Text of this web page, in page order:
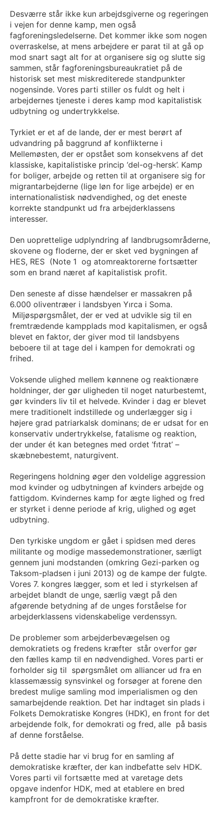
Desværre står ikke kun arbejdsgiverne og regeringen
i vejen for denne kamp, men også
fagforeningsledelserne. Det kommer ikke som nogen
overraskelse, at mens arbejdere er parat til at gå op
mod snart sagt alt for at organisere sig og slutte sig
sammen, står fagforeningsbureaukratiet på de
historisk set mest miskrediterede standpunkter
nogensinde. Vores parti stiller os fuldt og helt i
arbejdernes tjeneste i deres kamp mod kapitalistisk
udbytning og undertrykkelse.
Tyrkiet er et af de lande, der er mest berørt af
udvandring på baggrund af konflikterne i
Mellemøsten, der er opstået som konsekvens af det
klassiske, kapitalistiske princip ‘del-og-hersk’. Kamp
for boliger, arbejde og retten til at organisere sig for
migrantarbejderne (lige løn for lige arbejde) er en
internationalistisk nødvendighed, og det eneste
korrekte standpunkt ud fra arbejderklassens
interesser.
Den uoprettelige udplyndring af landbrugsområderne,
skovene og floderne, der er sket ved bygningen af
HES, RES (Note 1 og atomreaktorerne fortsætter
som en brand næret af kapitalistisk profit.
Den seneste af disse hændelser er massakren på
6.000 oliventræer i landsbyen Yırca i Soma.
Miljøspørgsmålet, der er ved at udvikle sig til en
fremtrædende kampplads mod kapitalismen, er også
blevet en faktor, der giver mod til landsbyens
beboere til at tage del i kampen for demokrati og
frihed.
Voksende ulighed mellem kønnene og reaktionære
holdninger, der gør uligheden til noget naturbestemt,
gør kvinders liv til et helvede. Kvinder i dag er blevet
mere traditionelt indstillede og underlægger sig i
højere grad patriarkalsk dominans; de er udsat for en
konservativ undertrykkelse, fatalisme og reaktion,
der under ét kan betegnes med ordet ‘fıtrat’ –
skæbnebestemt, naturgivent.
Regeringens holdning øger den voldelige aggression
mod kvinder og udbytningen af kvinders arbejde og
fattigdom. Kvindernes kamp for ægte lighed og fred
er styrket i denne periode af krig, ulighed og øget
udbytning.
Den tyrkiske ungdom er gået i spidsen med deres
militante og modige massedemonstrationer, særligt
gennem juni modstanden (omkring Gezi-parken og
Taksom-pladsen i juni 2013) og de kampe der fulgte.
Vores 7. kongres lægger, som et led i styrkelsen af
arbejdet blandt de unge, særlig vægt på den
afgørende betydning af de unges forståelse for
arbejderklassens videnskabelige verdenssyn.
De problemer som arbejderbevægelsen og
demokratiets og fredens kræfter står overfor gør
den fælles kamp til en nødvendighed. Vores parti er
forholder sig til spørgsmålet om alliancer ud fra en
klassemæssig synsvinkel og forsøger at forene den
bredest mulige samling mod imperialismen og den
samarbejdende reaktion. Det har indtaget sin plads i
Folkets Demokratiske Kongres (HDK), en front for det
arbejdende folk, for demokrati og fred, alle på basis
af denne forståelse.
På dette stadie har vi brug for en samling af
demokratiske kræfter, der kan indbefatte selv HDK.
Vores parti vil fortsætte med at varetage dets
opgave indenfor HDK, med at etablere en bred
kampfront for de demokratiske kræfter.